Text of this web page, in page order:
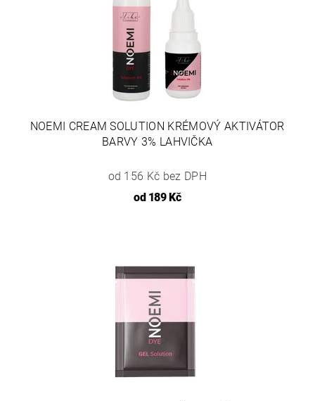
NOEMI CREAM SOLUTION KRÉMOVÝ AKTIVÁTOR
BARVY 3% LAHVIČKA
od 156 Kč bez DPH
od189 Kč